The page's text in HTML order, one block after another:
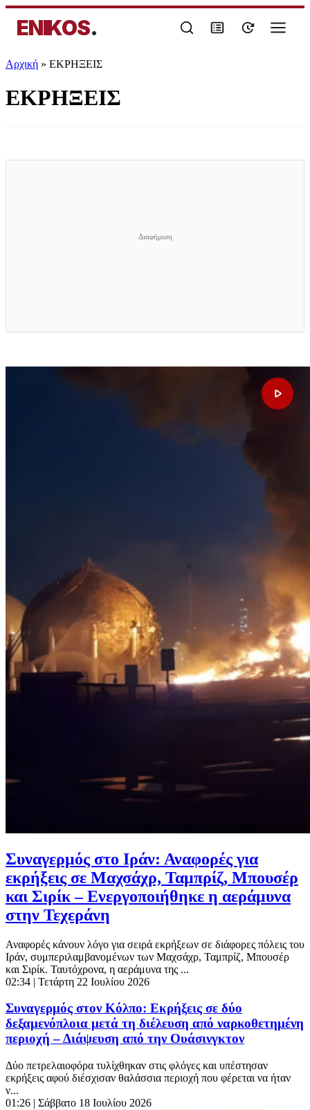
ENIKOS.
Αρχική » ΕΚΡΗΞΕΙΣ
ΕΚΡΗΞΕΙΣ
Συναγερμός στο Ιράν: Αναφορές για
εκρήξεις σε Μαχσάχρ, Ταμπρίζ, Μπουσέρ
και Σιρίκ – Ενεργοποιήθηκε η αεράμυνα
στην Τεχεράνη
Αναφορές κάνουν λόγο για σειρά εκρήξεων σε διάφορες πόλεις του
Ιράν, συμπεριλαμβανομένων των Μαχσάχρ, Ταμπρίζ, Μπουσέρ
και Σιρίκ. Ταυτόχρονα, η αεράμυνα της ...
02:34 | Τετάρτη 22 Ιουλίου 2026
Συναγερμός στον Κόλπο: Εκρήξεις σε δύο
δεξαμενόπλοια μετά τη διέλευση από ναρκοθετημένη
περιοχή – Διάψευση από την Ουάσινγκτον
Δύο πετρελαιοφόρα τυλίχθηκαν στις φλόγες και υπέστησαν
εκρήξεις αφού διέσχισαν θαλάσσια περιοχή που φέρεται να ήταν
ν...
01:26 | Σάββατο 18 Ιουλίου 2026